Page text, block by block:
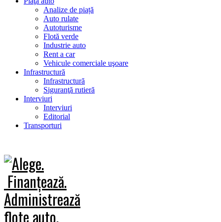
Analize de piață
Auto rulate
Autoturisme
Flotă verde
Industrie auto
Rent a car
Vehicule comerciale uşoare
Infrastructură
Infrastructură
Siguranţă rutieră
Interviuri
Interviuri
Editorial
Transporturi